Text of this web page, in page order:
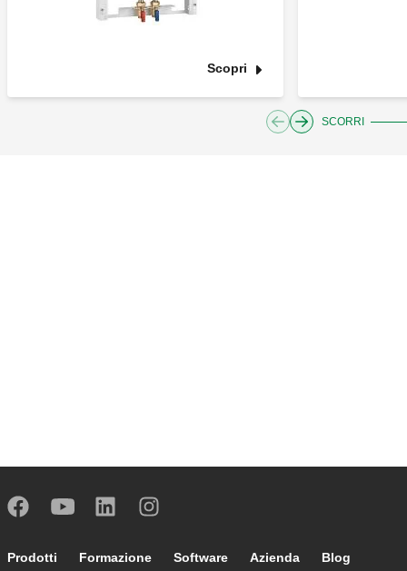
Scopri
SCORRI
Footer main navigation
Prodotti Formazione Software Azienda Blog